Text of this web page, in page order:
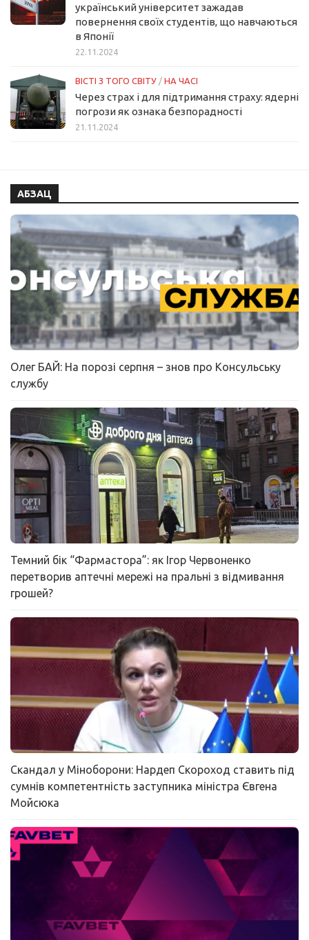
український університет зажадав
повернення своїх студентів, що навчаються
в Японії
22.11.2024
ВІСТІ З ТОГО СВІТУ / НА ЧАСІ
Через страх і для підтримання страху: ядерні
погрози як ознака безпорадності
21.11.2024
АБЗАЦ
Олег БАЙ: На порозі серпня – знов про Консульську
службу
Темний бік “Фармастора”: як Ігор Червоненко
перетворив аптечні мережі на пральні з відмивання
грошей?
Скандал у Міноборони: Нардеп Скороход ставить під
сумнів компетентність заступника міністра Євгена
Мойсюка